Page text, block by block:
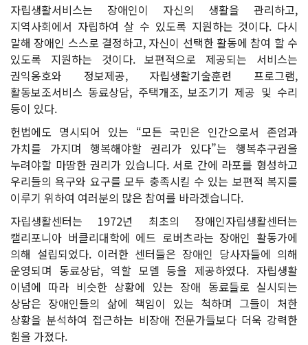
자립생활서비스는 장애인이 자신의 생활을 관리하고,
지역사회에서 자립하여 살 수 있도록 지원하는 것이다. 다시
말해 장애인 스스로 결정하고, 자신이 선택한 활동에 참여 할 수
있도록 지원하는 것이다. 보편적으로 제공되는 서비스는
권익옹호와 정보제공, 자립생활기술훈련 프로그램,
활동보조서비스 동료상담, 주택개조, 보조기기 제공 및 수리
등이 있다.
헌법에도 명시되어 있는 “모든 국민은 인간으로서 존엄과
가치를 가지며 행복해야할 권리가 있다”는 행복추구권을
누려야할 마땅한 권리가 있습니다. 서로 간에 라포를 형성하고
우리들의 욕구와 요구를 모두 충족시킬 수 있는 보편적 복지를
이루기 위하여 여러분의 많은 참여를 바라겠습니다.
자립생활센터는 1972년 최초의 장애인자립생활센터는
캘리포니아 버클리대학에 에드 로버츠라는 장애인 활동가에
의해 설립되었다. 이러한 센터들은 장애인 당사자들에 의해
운영되며 동료상담, 역할 모델 등을 제공하였다. 자립생활
이념에 따라 비슷한 상황에 있는 장애 동료들로 실시되는
상담은 장애인들의 삶에 책임이 있는 척하며 그들이 처한
상황을 분석하여 접근하는 비장애 전문가들보다 더욱 강력한
힘을 가졌다.